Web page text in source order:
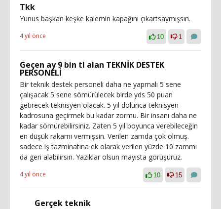
Tkk
Yunus başkan keşke kalemin kapağını çıkartsaymışsın.
4 yıl önce 10 1
Geçen ay 9 bin tl alan TEKNİK DESTEK
PERSONELİ
Bir teknik destek personeli daha ne yapmalı 5 sene
çalışacak 5 sene sömürülecek birde yds 50 puan
getirecek teknisyen olacak. 5 yıl dolunca teknisyen
kadrosuna geçirmek bu kadar zormu. Bir insanı daha ne
kadar sömürebilirsiniz. Zaten 5 yıl boyunca verebileceğin
en düşük rakamı vermişsin. Verilen zamda çok olmuş.
sadece iş tazminatına ek olarak verilen yüzde 10 zammı
da geri alabilirsin. Yazıklar olsun mayısta görüşürüz.
4 yıl önce 10 15
Gerçek teknik